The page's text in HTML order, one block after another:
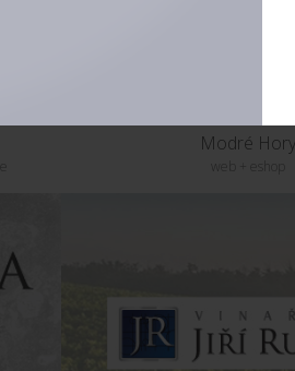
Modré Hory
web + eshop
UKÁZAT